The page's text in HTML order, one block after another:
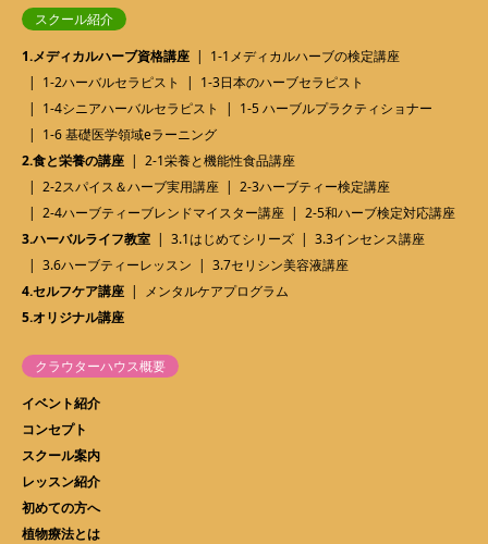
スクール紹介
1.メディカルハーブ資格講座
1-1メディカルハーブの検定講座
1-2ハーバルセラピスト
1-3日本のハーブセラピスト
1-4シニアハーバルセラピスト
1-5 ハーブルプラクティショナー
1-6 基礎医学領域eラーニング
2.食と栄養の講座
2-1栄養と機能性食品講座
2-2スパイス＆ハーブ実用講座
2-3ハーブティー検定講座
2-4ハーブティーブレンドマイスター講座
2-5和ハーブ検定対応講座
3.ハーバルライフ教室
3.1はじめてシリーズ
3.3インセンス講座
3.6ハーブティーレッスン
3.7セリシン美容液講座
4.セルフケア講座
メンタルケアプログラム
5.オリジナル講座
クラウターハウス概要
イベント紹介
コンセプト
スクール案内
レッスン紹介
初めての方へ
植物療法とは